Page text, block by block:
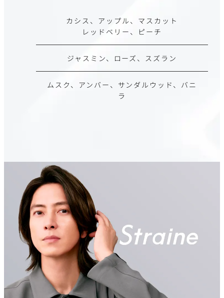
カシス、アップル、マスカット
レッドベリー、ピーチ
ジャスミン、ローズ、スズラン
ムスク、アンバー、サンダルウッド、バニ
ラ